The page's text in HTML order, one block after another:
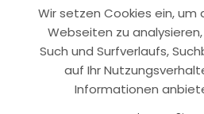
AGB
Datenschutz
Wir setzen Cookies ein, um
Webseiten zu
Such und Surfverlaufs,
auf Ihr
Informationen